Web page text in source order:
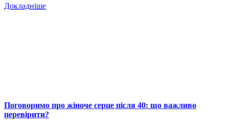
Докладніше
Поговоримо про жіноче серце після 40: що важливо
перевірити?